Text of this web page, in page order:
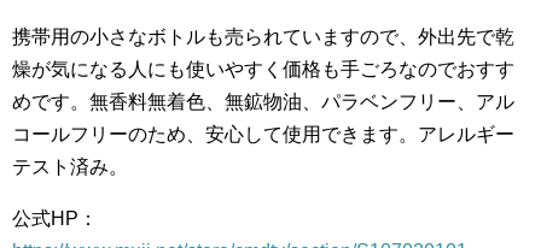
携帯用の小さなボトルも売られていますので、外出先で乾
燥が気になる人にも使いやすく価格も手ごろなのでおすす
めです。無香料無着色、無鉱物油、パラベンフリー、アル
コールフリーのため、安心して使用できます。アレルギー
テスト済み。
公式HP：